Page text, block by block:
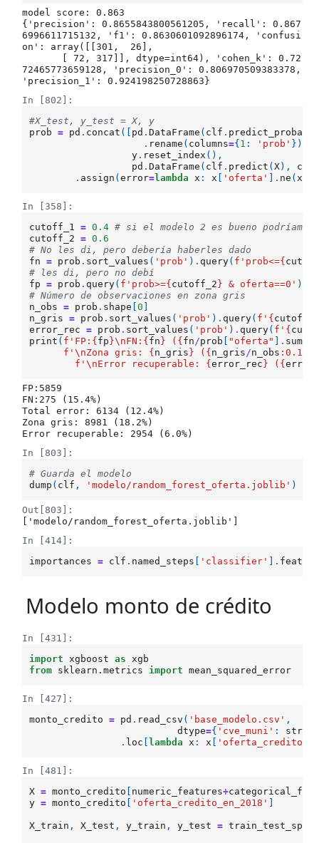
model score: 0.863
{'precision': 0.8655843800561205, 'recall': 0.867
6996611715132, 'f1': 0.8630601092896174, 'confusi
on': array([[301,  26],
72465773659128, 'precision_0': 0.806970509383378,
In [802]:
#X_test, y_test = X, y
prob
= pd . concat ([ pd .DataFrame ( clf . predict_proba
. rename ( columns={ 1 : 'prob' })[[
y. reset_index (),
pd .DataFrame ( clf . predict (X),
. assign (error=lambda x : x 'oferta' . ne (x
In [358]:
cutoff_1
= 0.4 # si el modelo 2 es bueno
cutoff_2
= 0.6
# No les di, pero debería haberles dado
fn
= prob . sort_values ( 'prob' ) . query( f 'prob<={
# les di, pero no debí
fp
= prob . query( f 'prob>={ cutoff_2 } & oferta==0' )[
# Número de observaciones en zona gris
n_obs
= prob . shape [0
n_gris
= prob . sort_values ( 'prob' ) . query( f ' {
error_rec
= prob . sort_values ( 'prob' ) . query( f ' {
print ( f 'FP: { fp }\nFN: { fn } ( { fn/prob "oferta" . sum
f '\nZona gris: { n_gris } ( { n_gris/n_obs :0.1%
f '\nError recuperable: {error_rec } ( {
FP:5859
FN:275 (15.4%)
Total error: 6134 (12.4%)
Zona gris: 8981 (18.2%)
In [803]:
# Guarda el modelo
dump ( clf , 'modelo/random_forest_oferta.joblib' )
Out[803]:
['modelo/random_forest_oferta.joblib']
In [414]:
importances
= clf . named_steps 'classifier' .
Modelo monto de crédito
In [431]:
import
xgboost as
xgb
from sklearn.metrics import mean_squared_error
In [427]:
monto_credito
= pd . read_csv ( 'base_modelo.csv' ,
dtype={ 'cve_muni' : str
. loc lambda x : x
In [481]:
X = monto_credito numeric_features+
y = monto_credito 'oferta_credito_en_2018'
X_train , X_test , y_train , y_test =